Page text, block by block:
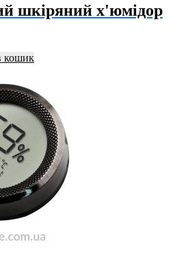
шкіряний х'юмідор
кошик